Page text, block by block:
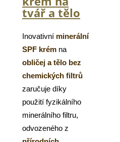
tvář a tělo
Inovativní minerální
SPF krém na
obličej a tělo bez
chemických filtrů
zaručuje díky
použití fyzikálního
minerálního filtru,
odvozeného z